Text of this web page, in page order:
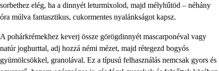
sorbethez elég, ha a dinnyét leturmixolod, majd mélyhűtöd – néhány
óra múlva fantasztikus, cukormentes nyalánkságot kapsz.
A pohárkrémekhez keverj össze görögdinnyét mascarponéval vagy
natúr joghurttal, adj hozzá némi mézet, majd rétegezd bogyós
gyümölcsökkel, granolával. Ez a típusú felhasználás nemcsak gyors és